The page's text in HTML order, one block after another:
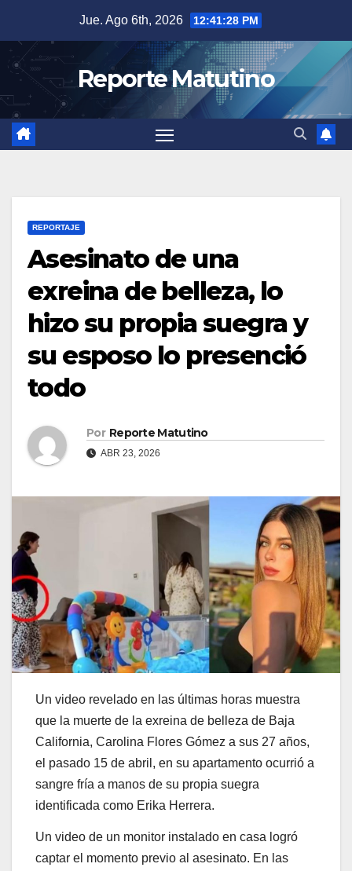
contenido
Jue. Ago 6th, 2026 12:41:29 PM
Reporte Matutino
REPORTAJE
Asesinato de una
exreina de belleza, lo
hizo su propia suegra y
su esposo lo presenció
todo
Por Reporte Matutino
ABR 23, 2026
Un video revelado en las últimas horas muestra
que la muerte de la exreina de belleza de Baja
California, Carolina Flores Gómez a sus 27 años,
el pasado 15 de abril, en su apartamento ocurrió a
sangre fría a manos de su propia suegra
identificada como Erika Herrera.
Un video de un monitor instalado en casa logró
captar el momento previo al asesinato. En las